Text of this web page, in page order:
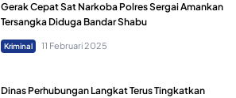
Gerak Cepat Sat Narkoba Polres Sergai Amankan
Tersangka Diduga Bandar Shabu
Kriminal 11 Februari 2025
Dinas Perhubungan Langkat Terus Tingkatkan